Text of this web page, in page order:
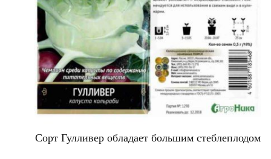
Сорт Гулливер обладает большим стеблеплодом